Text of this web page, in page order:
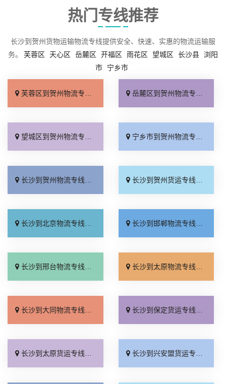
热门专线推荐
长沙到贺州货物运输物流专线提供安全、快速、实惠的物流运输服
务。 芙蓉区 天心区 岳麓区 开福区 雨花区 望城区 长沙县 浏阳
市
宁乡市
芙蓉区到贺州物流专线_专业靠谱「物流拼车」 岳麓区到贺州物流专线_一站式托运「准时准点」
望城区到贺州物流专线_物流拼车「天天发车」 宁乡市到贺州物流专线_专业可靠「专业靠谱」
长沙到贺州物流专线_收费标准「直达往返」 长沙到贺州货运专线_高效运输「一站式托运」
长沙到北京物流专线_多少一吨「运价行情」 长沙到邯郸物流专线_价格实惠「全境派送」
长沙到邢台物流专线_整车配货「来电咨询」 长沙到太原物流专线_全程直达「合理收费」
长沙到大同物流专线_按时送达「运费多少」 长沙到保定货运专线_零担配货「门到门配送」
长沙到太原货运专线_运价查询「门到门配送」 长沙到兴安盟货运专线_来电咨询「价格透明」